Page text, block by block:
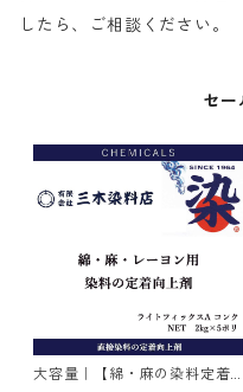
したら、ご相談ください。
セ
大容量｜【綿・麻の染料定着